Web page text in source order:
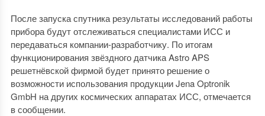
После запуска спутника результаты исследований работы
прибора будут отслеживаться специалистами ИСС и
передаваться компании-разработчику. По итогам
функционирования звёздного датчика Astro APS
решетнёвской фирмой будет принято решение о
возможности использования продукции Jena Optronik
GmbH на других космических аппаратах ИСС, отмечается
в сообщении.